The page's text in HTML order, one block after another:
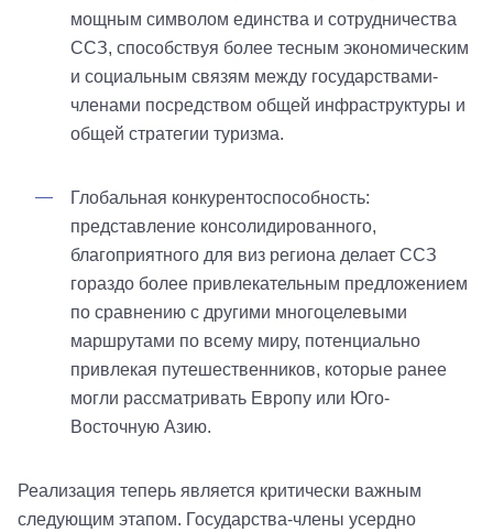
мощным символом единства и сотрудничества
ССЗ, способствуя более тесным экономическим
и социальным связям между государствами-
членами посредством общей инфраструктуры и
общей стратегии туризма.
Глобальная конкурентоспособность:
представление консолидированного,
благоприятного для виз региона делает ССЗ
гораздо более привлекательным предложением
по сравнению с другими многоцелевыми
маршрутами по всему миру, потенциально
привлекая путешественников, которые ранее
могли рассматривать Европу или Юго-
Восточную Азию.
Реализация теперь является критически важным
следующим этапом. Государства-члены усердно